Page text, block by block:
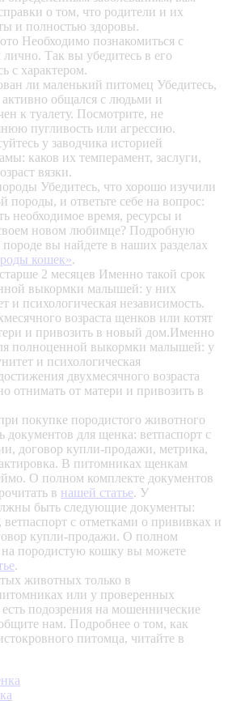
о том, что родители и их
и полностью здоровы.
Необходимо познакомиться с
Так вы убедитесь в его
с характером.
ли маленький питомец Убедитесь,
общался с людьми и
к туалету. Посмотрите, не
пугливость или агрессию.
у заводчика историей
каков их темперамент, заслуги,
вязки.
Убедитесь, что хорошо изучили
породы, и ответьте себе на вопрос:
необходимое время, ресурсы и
новом любимце? Подробную
вы найдете в наших разделах
кошек».
2 месяцев Именно такой срок
выкормки малышей: у них
и психологическая независимость.
возраста щенков или котят
и привозить в новый дом.Именно
полноценной выкормки малышей: у
и психологическая
двухмесячного возраста
отнимать от матери и привозить в
покупке породистого животного
документов для щенка: ветпаспорт с
договор купли-продажи, метрика,
В питомниках щенкам
О полном комплекте документов
в нашей статье. У
быть следующие документы:
ветпаспорт с отметками о прививках и
купли-продажи. О полном
на породистую кошку вы можете
.
животных только в
или у проверенных
подозрения на мошеннические
нам. Подробнее о том, как
питомца, читайте в